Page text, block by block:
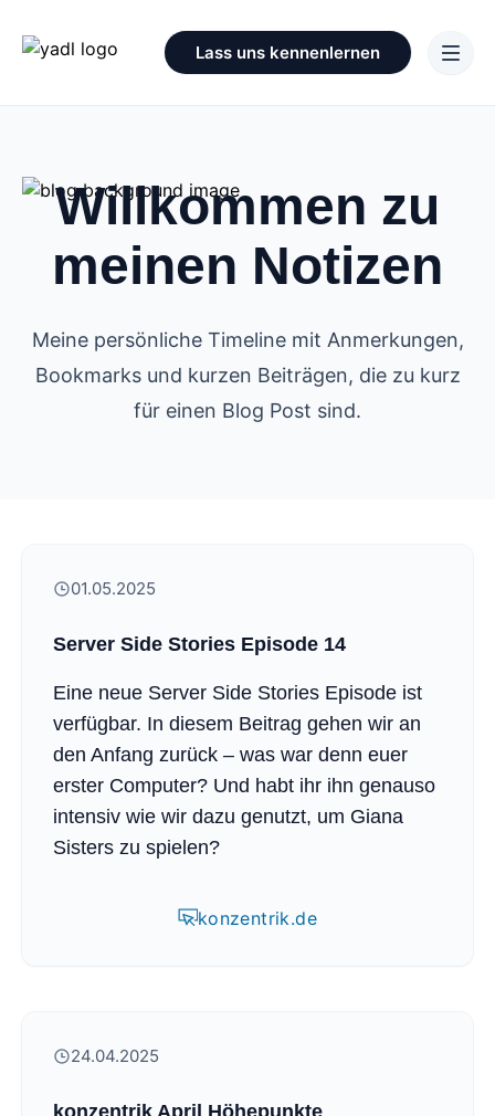
Lass uns kennenlernen
Willkommen zu
meinen Notizen
Meine persönliche Timeline mit Anmerkungen,
Bookmarks und kurzen Beiträgen, die zu kurz
für einen Blog Post sind.
01.05.2025
Server Side Stories Episode 14
Eine neue Server Side Stories Episode ist
verfügbar. In diesem Beitrag gehen wir an
den Anfang zurück – was war denn euer
erster Computer? Und habt ihr ihn genauso
intensiv wie wir dazu genutzt, um Giana
Sisters zu spielen?
konzentrik.de
24.04.2025
konzentrik April Höhepunkte